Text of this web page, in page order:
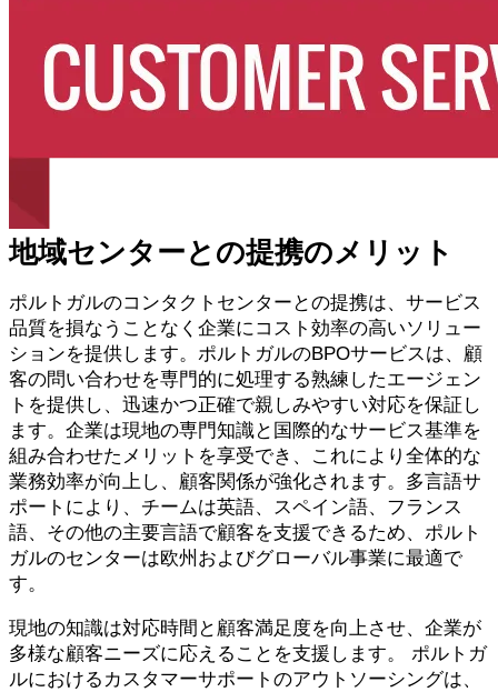
地域センターとの提携のメリット
ポルトガルのコンタクトセンターとの提携は、サービス
品質を損なうことなく企業にコスト効率の高いソリュー
ションを提供します。ポルトガルのBPOサービスは、顧
客の問い合わせを専門的に処理する熟練したエージェン
トを提供し、迅速かつ正確で親しみやすい対応を保証し
ます。企業は現地の専門知識と国際的なサービス基準を
組み合わせたメリットを享受でき、これにより全体的な
業務効率が向上し、顧客関係が強化されます。多言語サ
ポートにより、チームは英語、スペイン語、フランス
語、その他の主要言語で顧客を支援できるため、ポルト
ガルのセンターは欧州およびグローバル事業に最適で
す。
現地の知識は対応時間と顧客満足度を向上させ、企業が
多様な顧客ニーズに応えることを支援します。 ポルトガ
ルにおけるカスタマーサポートのアウトソーシングは、